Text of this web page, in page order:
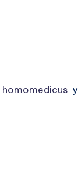
homomedicus y